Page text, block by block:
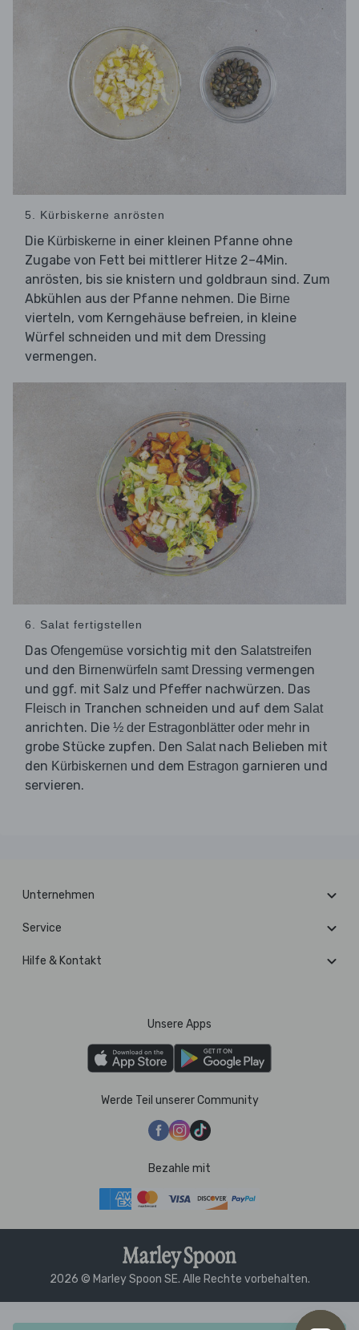
5. Kürbiskerne anrösten
Die Kürbiskerne in einer kleinen Pfanne ohne
Zugabe von Fett bei mittlerer Hitze 2–4Min.
anrösten, bis sie knistern und goldbraun sind. Zum
Abkühlen aus der Pfanne nehmen. Die Birne
vierteln, vom Kerngehäuse befreien, in kleine
Würfel schneiden und mit dem Dressing
vermengen.
6. Salat fertigstellen
Das Ofengemüse vorsichtig mit den Salatstreifen
und den Birnenwürfeln samt Dressing vermengen
und ggf. mit Salz und Pfeffer nachwürzen. Das
Fleisch in Tranchen schneiden und auf dem Salat
anrichten. Die ½ der Estragonblätter oder mehr in
grobe Stücke zupfen. Den Salatnach Belieben mit
den Kürbiskernen und dem Estragon garnieren und
servieren.
Unternehmen
Service
Hilfe & Kontakt
Unsere Apps
Werde Teil unserer Community
Bezahle mit
2026 © Marley Spoon SE. Alle Rechte vorbehalten.